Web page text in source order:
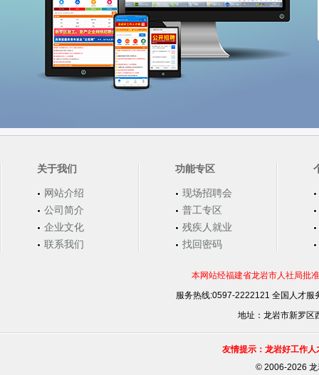
关于我们
网站介绍
公司简介
企业文化
联系我们
功能专区
现场招聘会
普工专区
残疾人就业
找回密码
本网站经福建省龙岩市人社局批
服务热线:0597-2222121 全国人才
地址：龙岩市新罗区
友情提示：龙岩好工作
©2006-2026 龙